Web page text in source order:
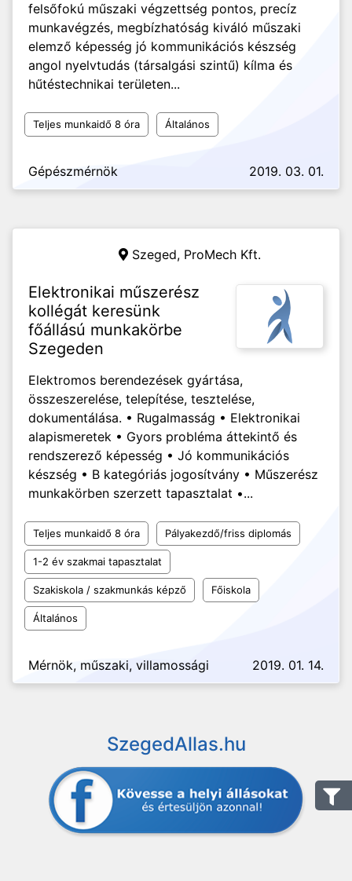
felsőfokú műszaki végzettség pontos, precíz
munkavégzés, megbízhatóság kiváló műszaki
elemző képesség jó kommunikációs készség
angol nyelvtudás (társalgási szintű) kílma és
hűtéstechnikai területen...
Teljes munkaidő 8 óra Általános
Gépészmérnök 2019. 03. 01.
Szeged, ProMech Kft.
Elektronikai műszerész
kollégát keresünk
főállású munkakörbe
Szegeden
Elektromos berendezések gyártása,
összeszerelése, telepítése, tesztelése,
dokumentálása. • Rugalmasság • Elektronikai
alapismeretek • Gyors probléma áttekintő és
rendszerező képesség • Jó kommunikációs
készség • B kategóriás jogosítvány • Műszerész
munkakörben szerzett tapasztalat •...
Teljes munkaidő 8 óra Pályakezdő/friss diplomás
1-2 év szakmai tapasztalat
Szakiskola / szakmunkás képző Főiskola
Általános
Mérnök, műszaki, villamossági 2019. 01. 14.
SzegedAllas.hu